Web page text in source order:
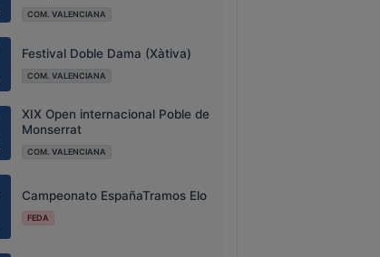
COM. VALENCIANA
Festival Doble Dama (Xàtiva)
COM. VALENCIANA
XIX Open internacional Poble de
Monserrat
COM. VALENCIANA
Campeonato EspañaTramos Elo
FEDA